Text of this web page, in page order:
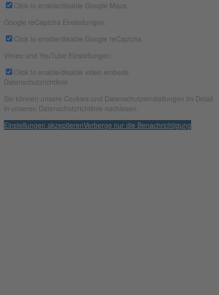
Click to enable/disable Google Maps.
Google reCaptcha Einstellungen:
Click to enable/disable Google reCaptcha.
Vimeo und YouTube Einstellungen:
Click to enable/disable video embeds.
Datenschutzrichtlinie
Sie können unsere Cookies und Datenschutzeinstellungen im Detail
in unseren Datenschutzrichtlinie nachlesen.
Einstellungen akzeptierenVerberge nur die Benachrichtigung